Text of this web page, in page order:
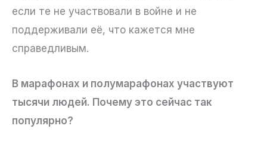
если те не участвовали в войне и не
поддерживали её, что кажется мне
справедливым.
В марафонах и полумарафонах участвуют
тысячи людей. Почему это сейчас так
популярно?